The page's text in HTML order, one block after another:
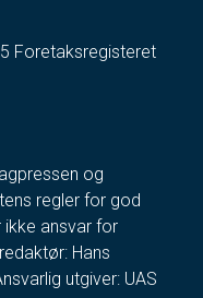
Foretaksregisteret
og
regler for god
ikke ansvar for
Hans
utgiver: UAS